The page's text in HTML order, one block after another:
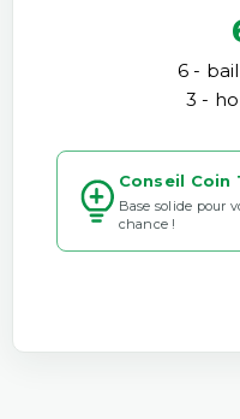
6 -
3 -
Conseil Coin
Base solide pour
chance !